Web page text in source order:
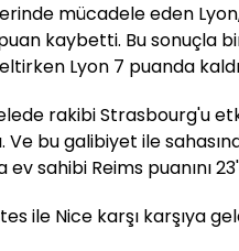
mücadele eden
kaybetti. Bu sonuçla
Lyon 7 puanda
rakibi Strasbourg'u
bu galibiyet ile
sahibi Reims puanını
ile Nice karşı karşıya